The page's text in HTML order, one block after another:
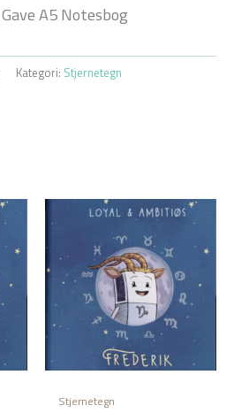
A5 Notesbog
Kategori: Stjernetegn
Stjernetegn